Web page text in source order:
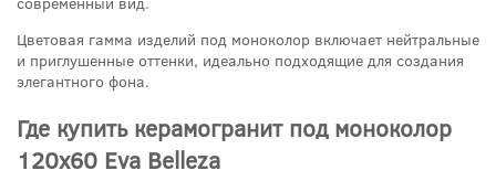
Цветовая гамма изделий под моноколор включает нейтральные
и приглушенные оттенки, идеально подходящие для создания
элегантного фона.
Где купить керамогранит под моноколор
120x60 Eva Belleza